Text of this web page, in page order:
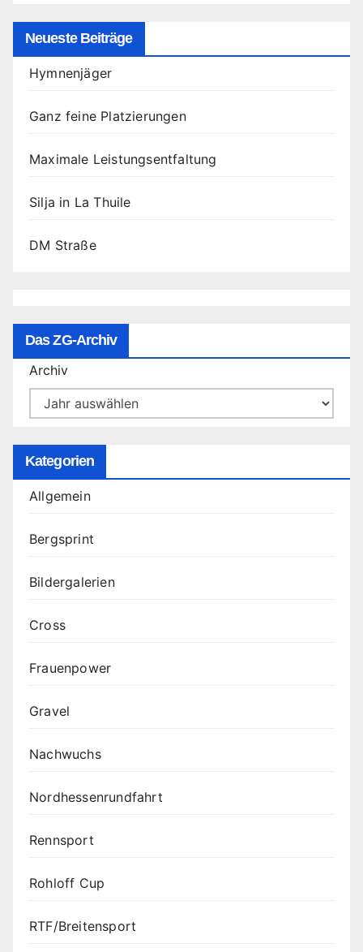
Neueste Beiträge
Hymnenjäger
Ganz feine Platzierungen
Maximale Leistungsentfaltung
Silja in La Thuile
DM Straße
Das ZG-Archiv
Archiv
Kategorien
Allgemein
Bergsprint
Bildergalerien
Cross
Frauenpower
Gravel
Nachwuchs
Nordhessenrundfahrt
Rennsport
Rohloff Cup
RTF/Breitensport